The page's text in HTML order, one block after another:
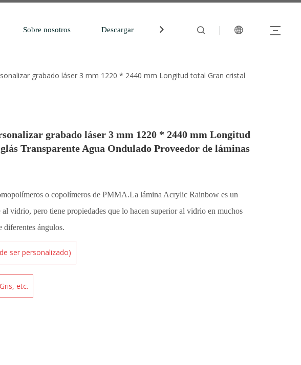
Sobre nosotros Descargar
grabado láser 3 mm 1220 * 2440 mm Longitud total Gran cristal
grabado láser 3 mm 1220 * 2440 mm Longitud
Transparente Agua Ondulado Proveedor de láminas
o copolímeros de PMMA.La lámina Acrylic Rainbow es un
vidrio, pero tiene propiedades que lo hacen superior al vidrio en muchos
diferentes ángulos.
ser personalizado)
etc.